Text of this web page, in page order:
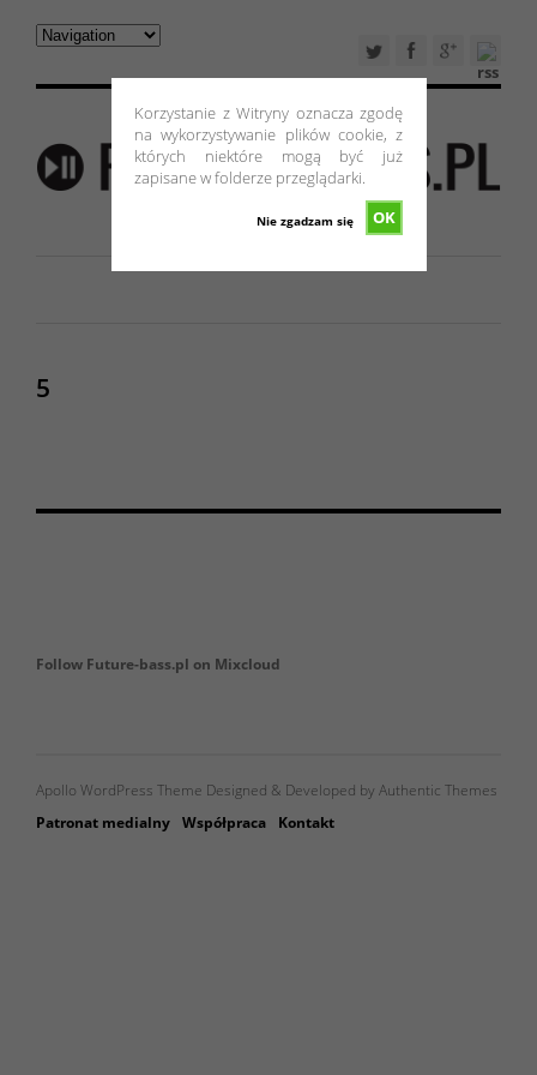
Korzystanie z Witryny oznacza zgodę
na wykorzystywanie plików cookie, z
których niektóre mogą być już
zapisane w folderze przeglądarki.
OK
Nie zgadzam się
5
Follow Future-bass.pl on Mixcloud
Apollo WordPress Theme Designed & Developed by Authentic Themes
Patronat medialny Współpraca Kontakt